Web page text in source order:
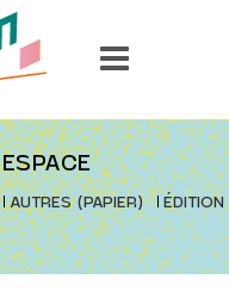
ESPACE
AUTRES (PAPIER) ÉDITION